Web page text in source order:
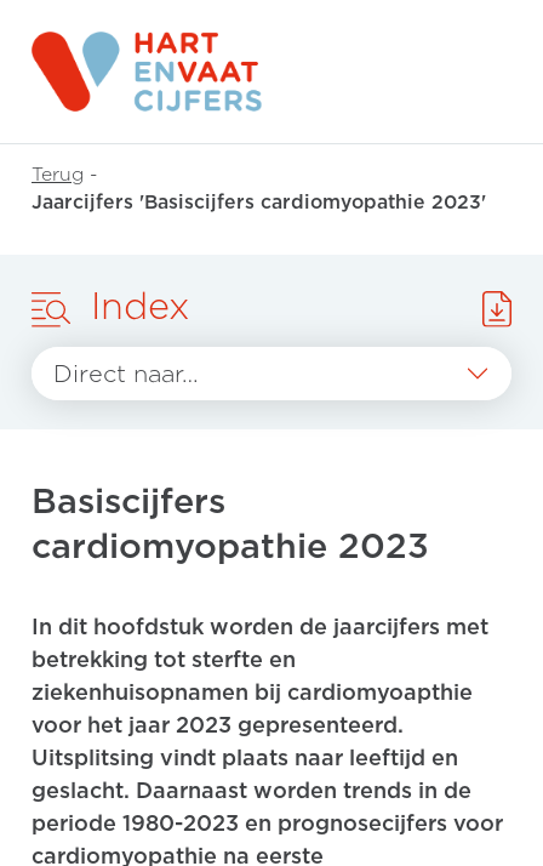
Terug -
Jaarcijfers 'Basiscijfers cardiomyopathie 2023'
Index
Direct naar…
Basiscijfers
cardiomyopathie 2023
In dit hoofdstuk worden de jaarcijfers met
betrekking tot sterfte en
ziekenhuisopnamen bij cardiomyoapthie
voor het jaar 2023 gepresenteerd.
Uitsplitsing vindt plaats naar leeftijd en
geslacht. Daarnaast worden trends in de
periode 1980-2023 en prognosecijfers voor
cardiomyopathie na eerste